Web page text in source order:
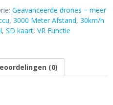
Geavanceerde drones – meer
, 3000 Meter Afstand, 30km/h
, SD kaart, VR Functie
(0)